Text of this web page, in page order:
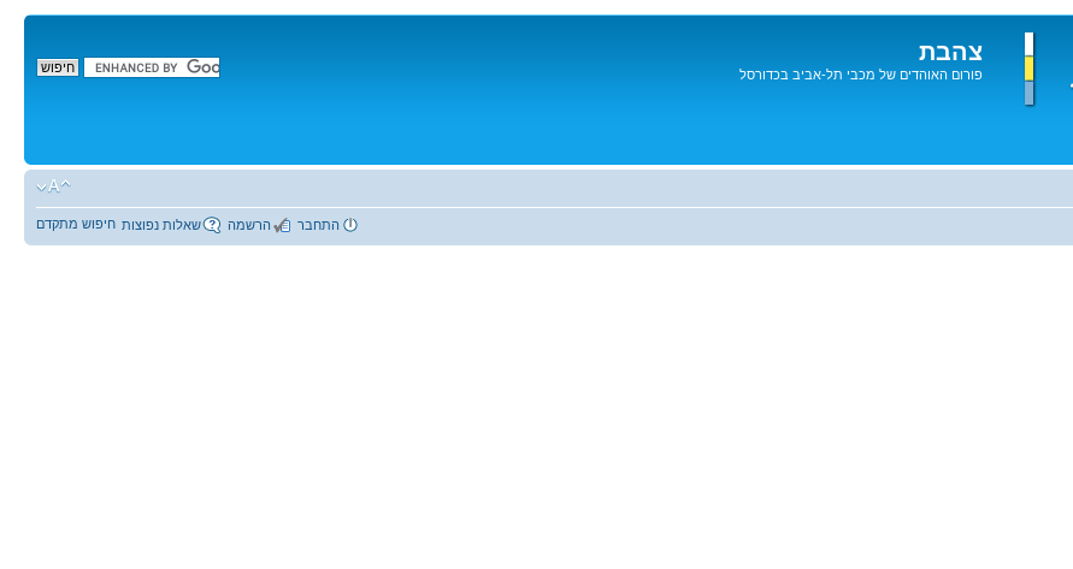
צהבת
פורום האוהדים של מכבי תל-אביב בכדורסל
חיפוש מתקדם שאלות נפוצות הרשמה התחבר